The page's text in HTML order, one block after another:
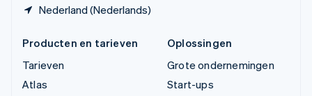
Nederland (Nederlands)
Producten en tarieven
Tarieven
Atlas
Oplossingen
Grote ondernemingen
Start-ups